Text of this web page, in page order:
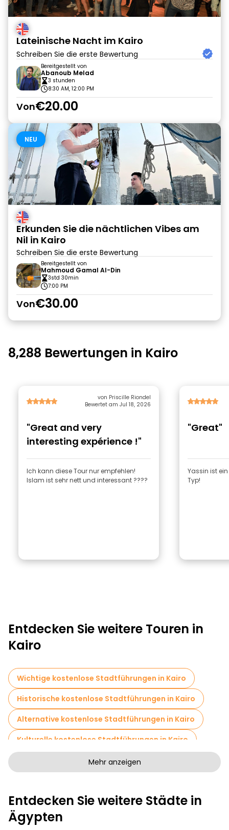
Lateinische Nacht im Kairo
Schreiben Sie die erste Bewertung
Bereitgestellt von
Abanoub Melad
3 stunden
8:30 AM, 12:00 PM
Von€20.00
NEU
Erkunden Sie die nächtlichen Vibes am
Nil in Kairo
Schreiben Sie die erste Bewertung
Bereitgestellt von
Mahmoud Gamal Al-Din
3std 30min
7:00 PM
Von€30.00
8,288 Bewertungen in Kairo
von Priscille Riondel
Bewertet am Jul 18, 2026
"Great and very
interesting expérience !"
Ich kann diese Tour nur empfehlen!
Islam ist sehr nett und interessant ????
"Great"
Yassin ist
Typ!
Entdecken Sie weitere Touren in
Kairo
Wichtige kostenlose Stadtführungen in Kairo
Historische kostenlose Stadtführungen in Kairo
Alternative kostenlose Stadtführungen in Kairo
Kulturelle kostenlose Stadtführungen in Kairo
Kunstfreie Stadtführungen in Kairo
Fototouren in Kairo
Eintrittskarten in Kairo
Kreuzfahrten in Kairo
Mehr anzeigen
Entdecken Sie weitere Städte in
Ägypten